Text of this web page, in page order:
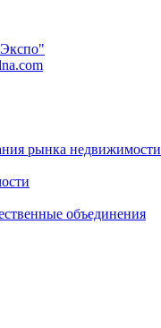
рынка недвижимости
объединения